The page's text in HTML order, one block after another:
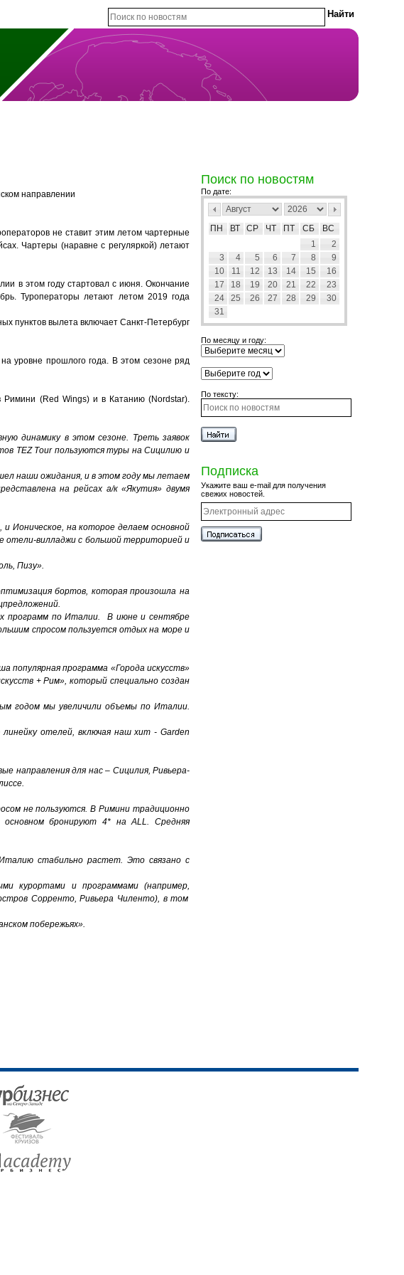
направлении
не ставит этим летом чартерные
Чартеры (наравне с регуляркой) летают
в этом году стартовал с июня. Окончание
Туроператоры летают летом 2019 года
пунктов вылета включает Санкт-Петербург
уровне прошлого года. В этом сезоне ряд
Римини (Red Wings) и в Катанию (Nordstar).
динамику в этом сезоне. Треть заявок
TEZ Tourпользуются туры на Сицилию и
наши ожидания, и в этом году мы летаем
на рейсах а/к «Якутия» двумя
Ионическое, на которое делаем основной
отели-вилладжи с большой территорией и
Пизу».
бортов, которая произошла на
программ по Италии. В июне и сентябре
спросом пользуется отдых на море и
популярная программа «Города искусств»
+ Рим», который специально создан
годом мы увеличили объемы по Италии.
отелей, включая наш хит - Garden
направления для нас – Сицилия, Ривьера-
не пользуются. В Римини традиционно
бронируют 4* на ALL. Средняя
стабильно растет. Это связано с
курортами и программами (например,
вСорренто, Ривьера Чиленто), в том
побережьях».
Поиск по новостям
По дате:
ПН ВТ СР ЧТ ПТ СБ
ВС
1
2
3
4 5 6 7 8
9
10
11 12 13 14 15
16
17
18 19 20 21 22
23
24
25 26 27 28 29
30
31
По месяцу и году:
По тексту:
Подписка
Укажите ваш e-mail для получения
свежих новостей.